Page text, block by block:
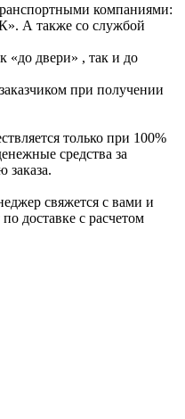
компаниями:
А также со службой
«до двери» , так и до
при получении
только при 100%
средства за
заказа.
свяжется с вами и
доставке с расчетом